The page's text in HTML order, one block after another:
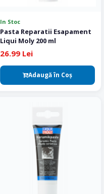
In Stoc
Pasta Reparatii Esapament
Liqui Moly 200 ml
26.99 Lei
Adaugă în Coş